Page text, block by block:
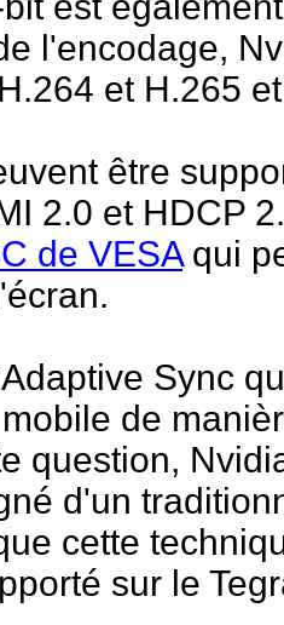
l'encodage,
et H.265
être
2.0 et HDCP
de VESAqui
Sync
de
question,
d'un
cette
sur le